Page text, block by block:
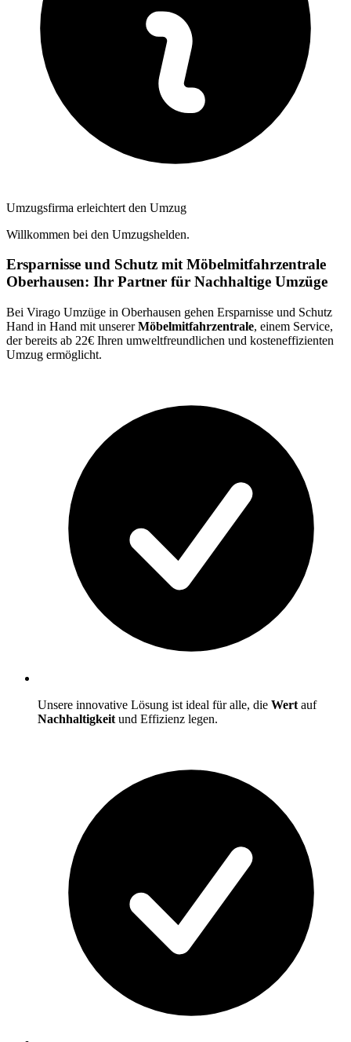
Umzugsfirma erleichtert den Umzug
Willkommen bei den Umzugshelden.
Ersparnisse und Schutz mit Möbelmitfahrzentrale
Oberhausen: Ihr Partner für Nachhaltige Umzüge
Bei Virago Umzüge in Oberhausen gehen Ersparnisse und Schutz
Hand in Hand mit unsererMöbelmitfahrzentrale, einem Service,
der bereits ab 22€ Ihren umweltfreundlichen und kosteneffizienten
Umzug ermöglicht.
Unsere innovative Lösung ist ideal für alle, die Wert auf
Nachhaltigkeit und Effizienz legen.